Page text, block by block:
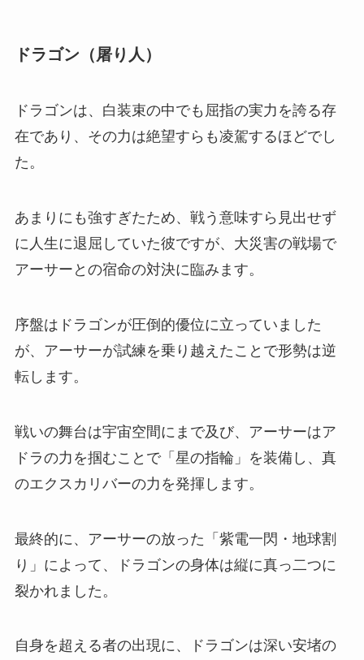
ドラゴン（屠り人）
ドラゴンは、白装束の中でも屈指の実力を誇る存
在であり、その力は絶望すらも凌駕するほどでし
た。
あまりにも強すぎたため、戦う意味すら見出せず
に人生に退屈していた彼ですが、大災害の戦場で
アーサーとの宿命の対決に臨みます。
序盤はドラゴンが圧倒的優位に立っていました
が、アーサーが試練を乗り越えたことで形勢は逆
転します。
戦いの舞台は宇宙空間にまで及び、アーサーはア
ドラの力を掴むことで「星の指輪」を装備し、真
のエクスカリバーの力を発揮します。
最終的に、アーサーの放った「紫電一閃・地球割
り」によって、ドラゴンの身体は縦に真っ二つに
裂かれました。
自身を超える者の出現に、ドラゴンは深い安堵の